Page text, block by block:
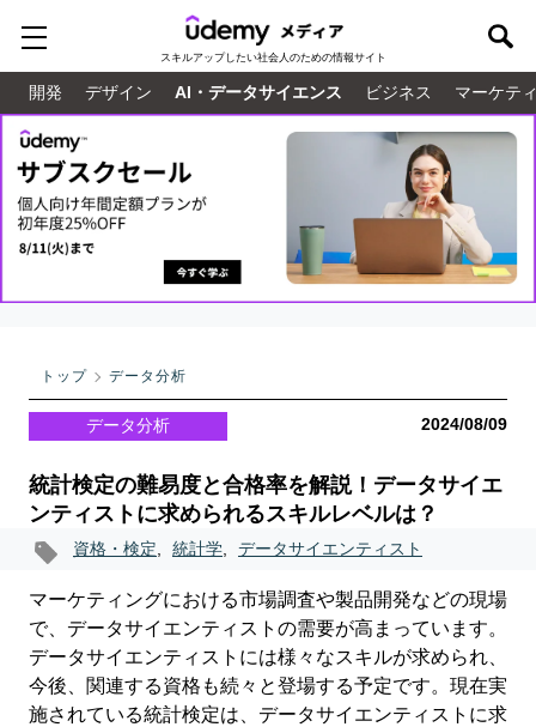
スキルアップしたい社会人のための情報サイト
開発 デザイン AI・データサイエンス ビジネス マーケテ
トップ データ分析
データ分析 2024/08/09
統計検定の難易度と合格率を解説！データサイエ
ンティストに求められるスキルレベルは？
資格・検定, 統計学, データサイエンティスト
マーケティングにおける市場調査や製品開発などの現場
で、データサイエンティストの需要が高まっています。
データサイエンティストには様々なスキルが求められ、
今後、関連する資格も続々と登場する予定です。現在実
施されている統計検定は、データサイエンティストに求